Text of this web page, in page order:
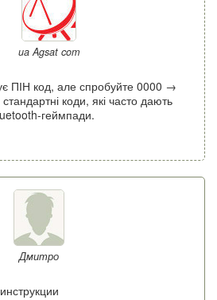
ua Agsat com
ПІН код, але спробуйте 0000 →
коди, які часто дають
геймпади.
Дмитро